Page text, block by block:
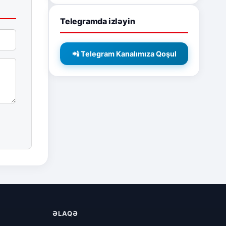
Telegramda izləyin
📲 Telegram Kanalımıza Qoşul
ƏLAQƏ